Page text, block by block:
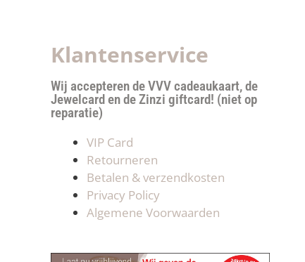
Klantenservice
Wij accepteren de VVV cadeaukaart, de
Jewelcard en de Zinzi giftcard! (niet op
reparatie)
VIP Card
Retourneren
Betalen & verzendkosten
Privacy Policy
Algemene Voorwaarden